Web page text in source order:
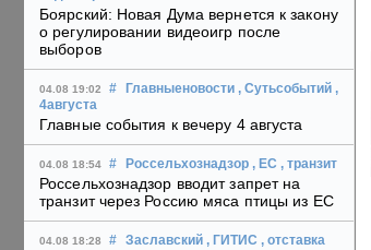
Боярский: Новая Дума вернется к закону
о регулировании видеоигр после
выборов
04.08 19:02 # Главныеновости , Сутьсобытий ,
4августа
Главные события к вечеру 4 августа
04.08 18:54 # Россельхознадзор , ЕС , транзит
Россельхознадзор вводит запрет на
транзит через Россию мяса птицы из ЕС
04.08 18:28 # Заславский , ГИТИС , отставка